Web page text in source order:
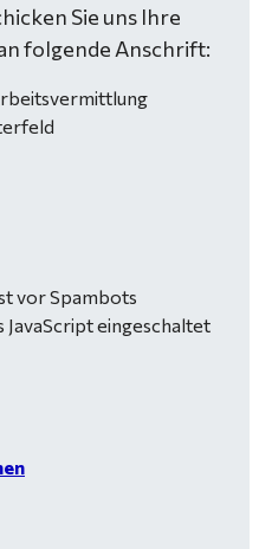
Sie uns Ihre
folgende Anschrift:
vor Spambots
eingeschaltet